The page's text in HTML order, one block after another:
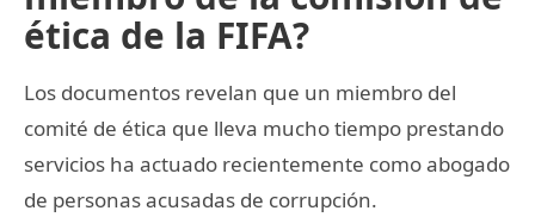
ética de la FIFA?
Los documentos revelan que un miembro del
comité de ética que lleva mucho tiempo prestando
servicios ha actuado recientemente como abogado
de personas acusadas de corrupción.